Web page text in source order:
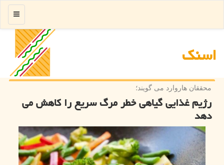
اسنك
منو
محققان هاروارد می گویند؛
رژیم غذایی گیاهی خطر مرگ سریع را کاهش می
دهد